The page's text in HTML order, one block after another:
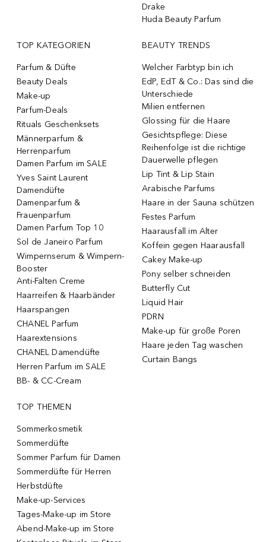
Drake
Huda Beauty Parfum
TOP KATEGORIEN
Parfum & Düfte
Beauty Deals
Make-up
Parfum-Deals
Rituals Geschenksets
Männerparfum &
Herrenparfum
Damen Parfum im SALE
Yves Saint Laurent
Damendüfte
Damenparfum &
Frauenparfum
Damen Parfum Top 10
Sol de Janeiro Parfum
Wimpernserum & Wimpern-
Booster
Anti-Falten Creme
Haarreifen & Haarbänder
Haarspangen
CHANEL Parfum
Haarextensions
CHANEL Damendüfte
Herren Parfum im SALE
BB- & CC-Cream
BEAUTY TRENDS
Welcher Farbtyp bin ich
EdP, EdT & Co.: Das sind die
Unterschiede
Milien entfernen
Glossing für die Haare
Gesichtspflege: Diese
Reihenfolge ist die richtige
Dauerwelle pflegen
Lip Tint & Lip Stain
Arabische Parfums
Haare in der Sauna schützen
Festes Parfum
Haarausfall im Alter
Koffein gegen Haarausfall
Cakey Make-up
Pony selber schneiden
Butterfly Cut
Liquid Hair
PDRN
Make-up für große Poren
Haare jeden Tag waschen
Curtain Bangs
TOP THEMEN
Sommerkosmetik
Sommerdüfte
Sommer Parfum für Damen
Sommerdüfte für Herren
Herbstdüfte
Make-up-Services
Tages-Make-up im Store
Abend-Make-up im Store